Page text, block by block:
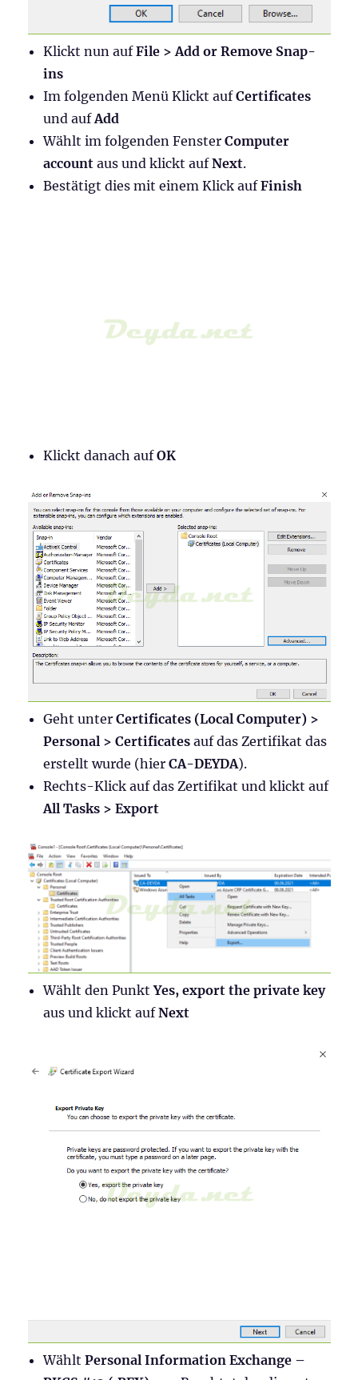
Klickt nun aufFile > Add or Remove Snap-
ins
Im folgenden Menü Klickt aufCertificates
und aufAdd
Wählt im folgenden FensterComputer
account aus und klickt aufNext.
Bestätigt dies mit einem Klick aufFinish
Klickt danach aufOK
Geht unterCertificates (Local Computer) >
Personal > Certificatesauf das Zertifikat das
erstellt wurde (hierCA-DEYDA).
Rechts-Klick auf das Zertifikat und klickt auf
All Tasks > Export
Wählt den PunktYes, export the private key
aus und klickt aufNext
WähltPersonal Information Exchange –